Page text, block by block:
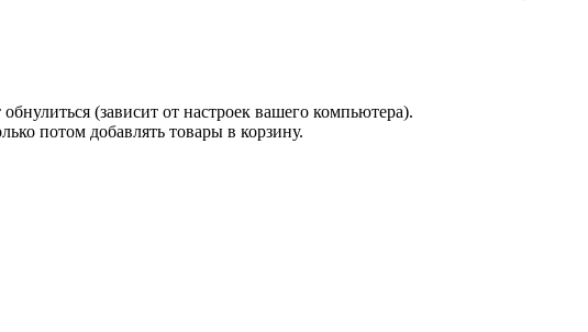
(зависит от настроек вашего компьютера).
потом добавлять товары в корзину.